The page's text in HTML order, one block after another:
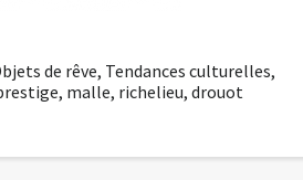
de rêve, Tendances culturelles,
, malle, richelieu, drouot